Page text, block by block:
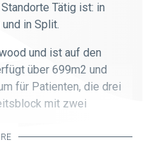
Tätig ist: in
und in Split.
und ist auf den
über 699m2 und
für Patienten, die drei
mit zwei